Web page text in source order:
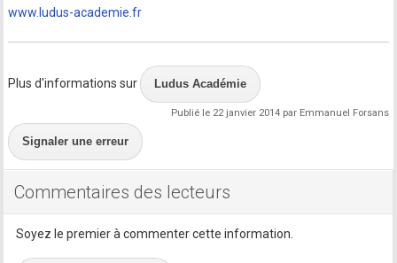
www.ludus-academie.fr
Plus d'informations sur Ludus Académie
Publié le 22 janvier 2014 par Emmanuel Forsans
Signaler une erreur
Commentaires des lecteurs
Soyez le premier à commenter cette information.